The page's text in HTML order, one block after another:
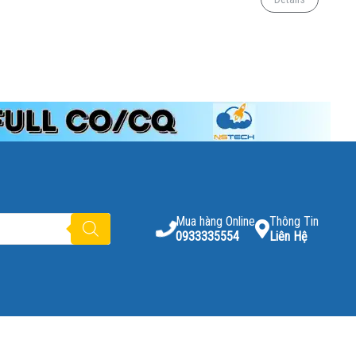
Mua hàng Online
0933335554
Thông Tin
Liên Hệ